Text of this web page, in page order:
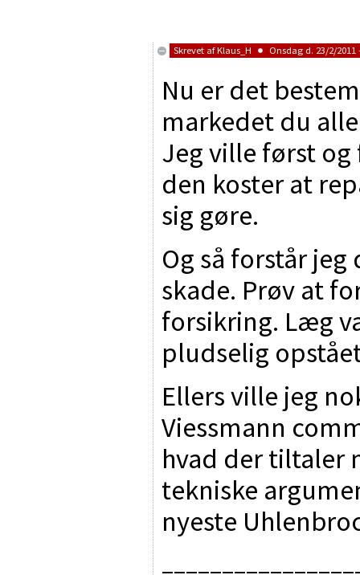
Skrevet afKlaus_H Onsdag d. 23/2/2011
Nu er det
markedet du
Jeg ville først
den koster at
sig gøre.
Og så forstår
skade. Prøv at
forsikring. Læg
pludselig
Ellers ville jeg
Viessmann
hvad der tiltaler
tekniske
nyeste